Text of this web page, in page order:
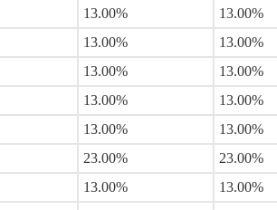
13.00% 13.00%
13.00% 13.00%
13.00% 13.00%
13.00% 13.00%
13.00% 13.00%
23.00% 23.00%
13.00% 13.00%